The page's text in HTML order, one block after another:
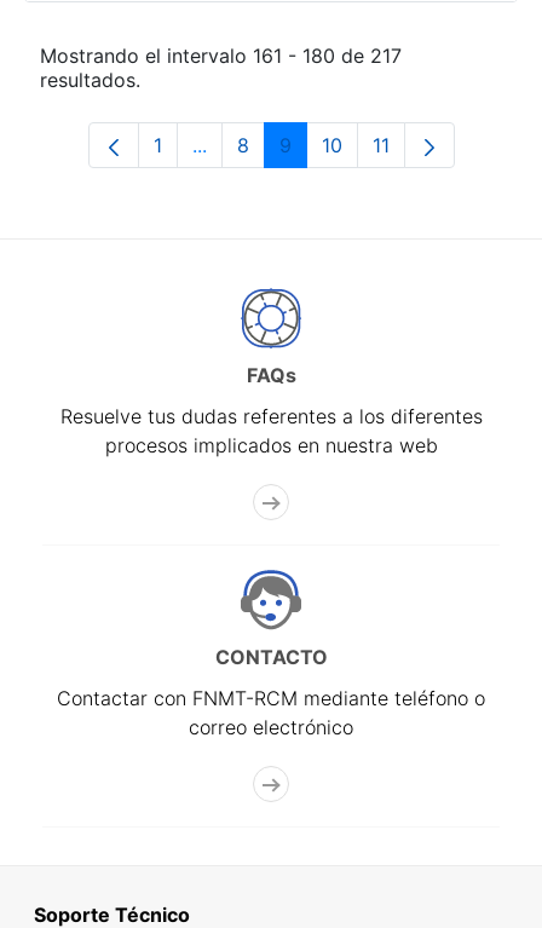
Mostrando el intervalo 161 - 180 de 217
resultados.
Página
1 ...Páginas intermedias Use TAB para
Página
8 Página
9 Página
10 Página
11
FAQs
Resuelve tus dudas referentes a los diferentes
procesos implicados en nuestra web
CONTACTO
Contactar con FNMT-RCM mediante teléfono o
correo electrónico
Soporte Técnico